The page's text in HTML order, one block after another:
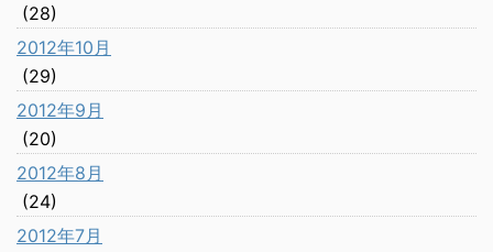
(28)
2012年10月
(29)
2012年9月
(20)
2012年8月
(24)
2012年7月